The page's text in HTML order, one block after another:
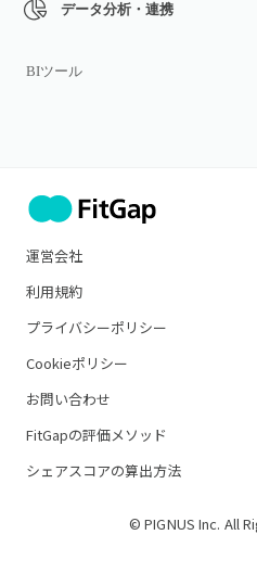
データ分析・連携
BIツール
運営会社
利用規約
プライバシーポリシー
Cookieポリシー
お問い合わせ
FitGapの評価メソッド
シェアスコアの算出方法
© PIGNUS Inc. All